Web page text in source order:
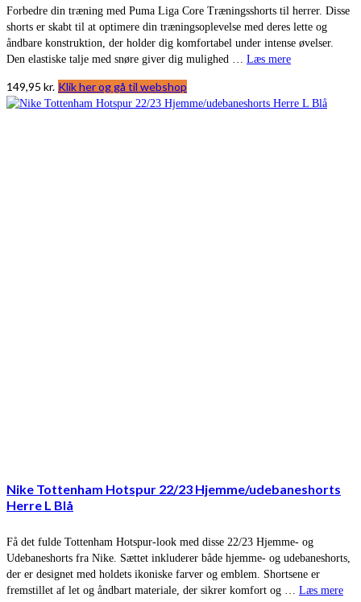
Forbedre din træning med Puma Liga Core Træningsshorts til herrer. Disse
shorts er skabt til at optimere din træningsoplevelse med deres lette og
åndbare konstruktion, der holder dig komfortabel under intense øvelser.
Den elastiske talje med snøre giver dig mulighed … Læs mere
149,95 kr. Klik her og gå til webshop
Nike Tottenham Hotspur 22/23 Hjemme/udebaneshorts
Herre L Blå
Få det fulde Tottenham Hotspur-look med disse 22/23 Hjemme- og
Udebaneshorts fra Nike. Sættet inkluderer både hjemme- og udebaneshorts,
der er designet med holdets ikoniske farver og emblem. Shortsene er
fremstillet af let og åndbart materiale, der sikrer komfort og … Læs mere